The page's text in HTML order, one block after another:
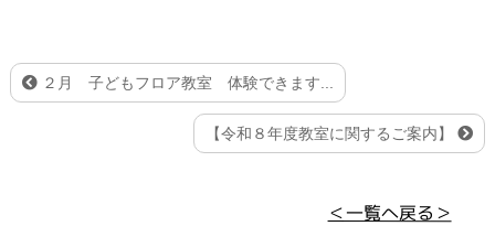
２月 子どもフロア教室 体験できます...
【令和８年度教室に関するご案内】
＜一覧へ戻る＞